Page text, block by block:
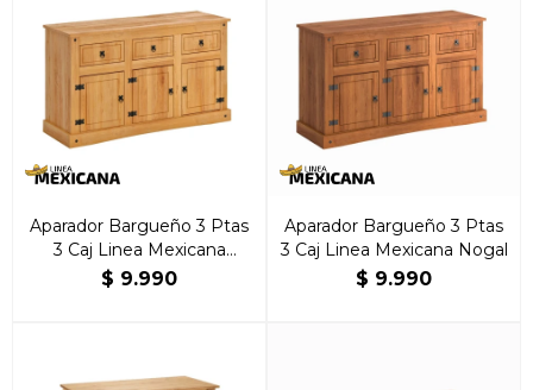
Aparador Bargueño 3 Ptas
3 Caj Linea Mexicana
Natural
$ 9.990
Aparador Bargueño 3 Ptas
3 Caj Linea Mexicana Nogal
$ 9.990